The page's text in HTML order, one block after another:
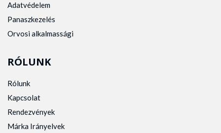
Adatvédelem
Panaszkezelés
Orvosi alkalmassági
RÓLUNK
Rólunk
Kapcsolat
Rendezvények
Márka Irányelvek